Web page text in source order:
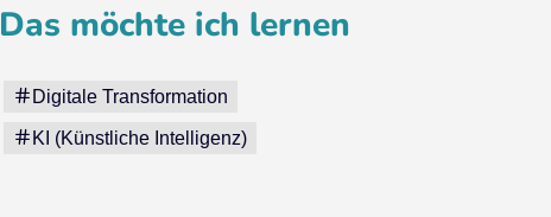
Das möchte ich lernen
Digitale Transformation
KI (Künstliche Intelligenz)